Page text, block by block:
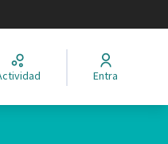
Actividad Entra